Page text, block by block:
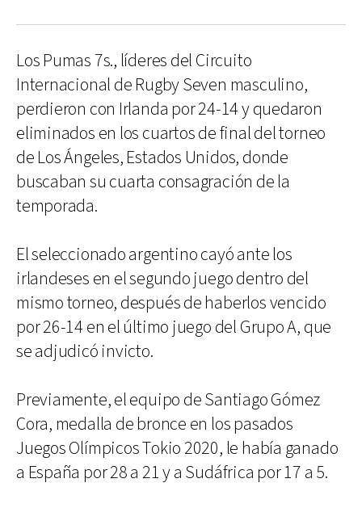
Los Pumas 7s., líderes del Circuito
Internacional de Rugby Seven masculino,
perdieron con Irlanda por 24-14 y quedaron
eliminados en los cuartos de final del torneo
de Los Ángeles, Estados Unidos, donde
buscaban su cuarta consagración de la
temporada.
El seleccionado argentino cayó ante los
irlandeses en el segundo juego dentro del
mismo torneo, después de haberlos vencido
por 26-14 en el último juego del Grupo A, que
se adjudicó invicto.
Previamente, el equipo de Santiago Gómez
Cora, medalla de bronce en los pasados
Juegos Olímpicos Tokio 2020, le había ganado
a España por 28 a 21 y a Sudáfrica por 17 a 5.